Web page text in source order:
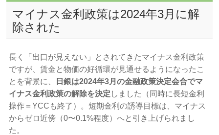
マイナス金利政策は2024年3月に解
除された
長く「出口が見えない」とされてきたマイナス金利政策
ですが、賃金と物価の好循環が見通せるようになったこ
とを背景に、
日銀は2024年3月の金融政策決定会合でマ
イナス金利政策の解除を決定 しました（同時に長短金利
操作＝YCCも終了）。短期金利の誘導目標は、マイナス
からゼロ近傍（0〜0.1%程度）へと引き上げられまし
た。